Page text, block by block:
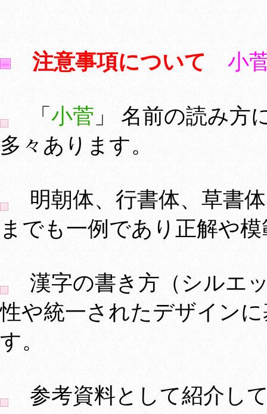
注意事項について 小
「 小菅 」 名前の読み方
多々あります。
明朝体、行書体、草書
までも一例であり正解や
漢字の書き方（シルエ
性や統一されたデザイン
す。
参考資料として紹介し